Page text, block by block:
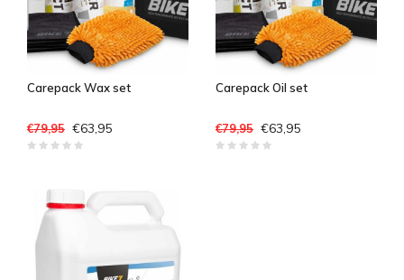
Carepack Wax set
€79,95 €63,95
Carepack Oil set
€79,95 €63,95